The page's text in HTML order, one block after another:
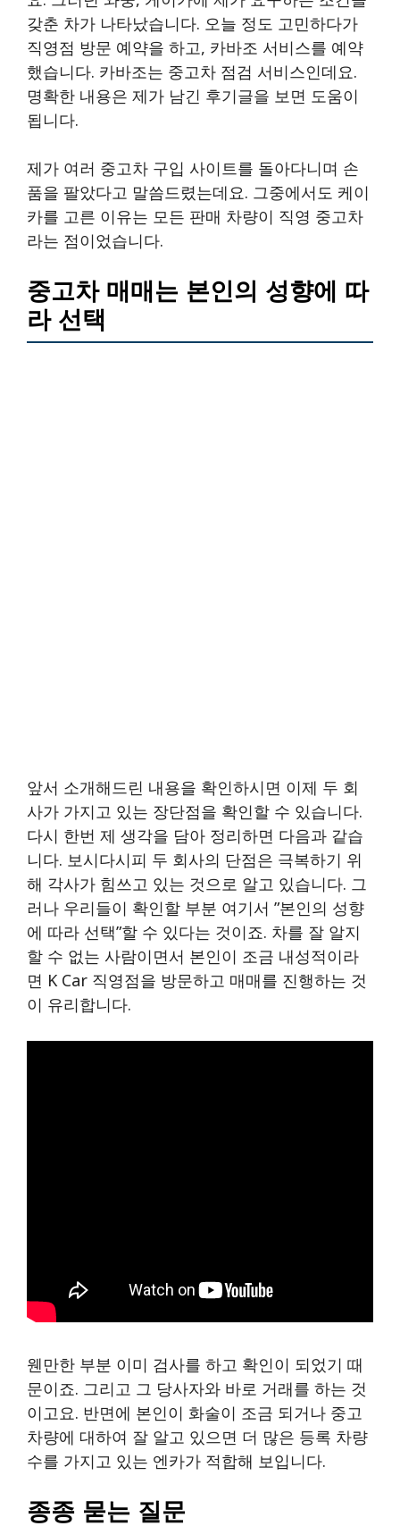
갖춘 차가 나타났습니다. 오늘 정도 고민하다가
직영점 방문 예약을 하고, 카바조 서비스를 예약
했습니다. 카바조는 중고차 점검 서비스인데요.
명확한 내용은 제가 남긴 후기글을 보면 도움이
됩니다.
제가 여러 중고차 구입 사이트를 돌아다니며 손
품을 팔았다고 말씀드렸는데요. 그중에서도 케이
카를 고른 이유는 모든 판매 차량이 직영 중고차
라는 점이었습니다.
중고차 매매는 본인의 성향에 따
라 선택
앞서 소개해드린 내용을 확인하시면 이제 두 회
사가 가지고 있는 장단점을 확인할 수 있습니다.
다시 한번 제 생각을 담아 정리하면 다음과 같습
니다. 보시다시피 두 회사의 단점은 극복하기 위
해 각사가 힘쓰고 있는 것으로 알고 있습니다. 그
러나 우리들이 확인할 부분 여기서 ”본인의 성향
에 따라 선택”할 수 있다는 것이죠. 차를 잘 알지
할 수 없는 사람이면서 본인이 조금 내성적이라
면 K Car 직영점을 방문하고 매매를 진행하는 것
이 유리합니다.
웬만한 부분 이미 검사를 하고 확인이 되었기 때
문이죠. 그리고 그 당사자와 바로 거래를 하는 것
이고요. 반면에 본인이 화술이 조금 되거나 중고
차량에 대하여 잘 알고 있으면 더 많은 등록 차량
수를 가지고 있는 엔카가 적합해 보입니다.
종종 묻는 질문